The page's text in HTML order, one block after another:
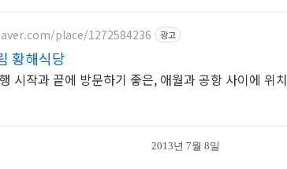
place/1272584236 광고
황해식당
시작과 끝에 방문하기 좋은, 애월과 공항 사이에 위치
2013년 7월 8일